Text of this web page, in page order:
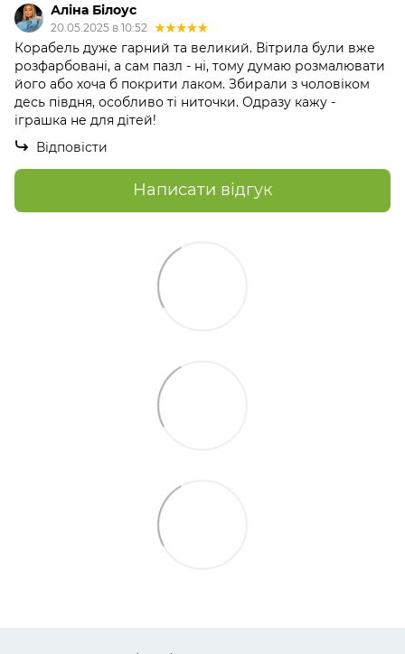
Аліна Білоус
20.05.2025 в 10:52
Корабель дуже гарний та великий. Вітрила були вже
розфарбовані, а сам пазл - ні, тому думаю розмалювати
його або хоча б покрити лаком. Збирали з чоловіком
десь півдня, особливо ті ниточки. Одразу кажу -
іграшка не для дітей!
Відповісти
Написати відгук